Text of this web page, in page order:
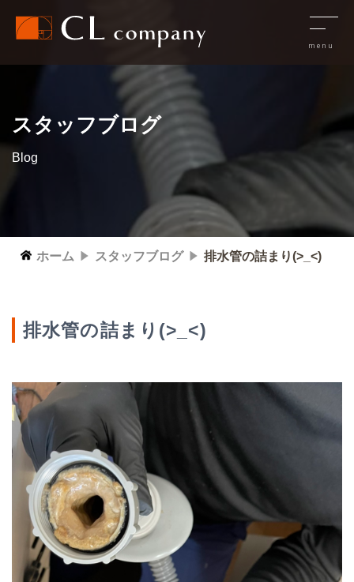
スタッフブログ
Blog
ホーム スタッフブログ 排水管の詰まり(>_<)
排水管の詰まり(>_<)